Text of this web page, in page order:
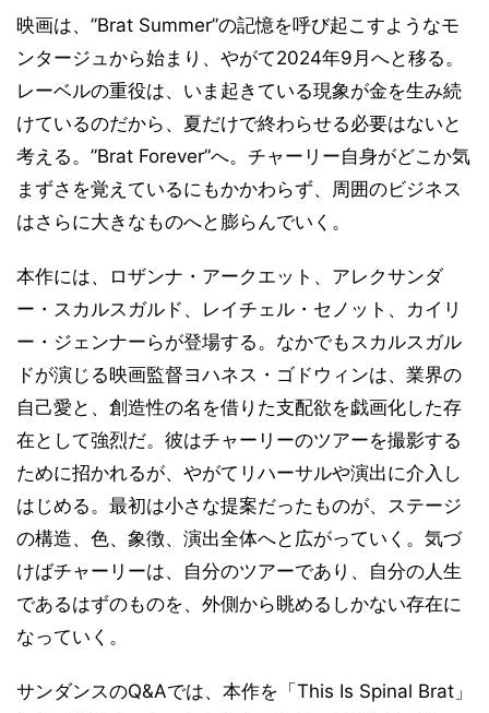
映画は、”Brat Summer”の記憶を呼び起こすようなモ
ンタージュから始まり、やがて2024年9月へと移る。
レーベルの重役は、いま起きている現象が金を生み続
けているのだから、夏だけで終わらせる必要はないと
考える。”Brat Forever”へ。チャーリー自身がどこか気
まずさを覚えているにもかかわらず、周囲のビジネス
はさらに大きなものへと膨らんでいく。
本作には、ロザンナ・アークエット、アレクサンダ
ー・スカルスガルド、レイチェル・セノット、カイリ
ー・ジェンナーらが登場する。なかでもスカルスガル
ドが演じる映画監督ヨハネス・ゴドウィンは、業界の
自己愛と、創造性の名を借りた支配欲を戯画化した存
在として強烈だ。彼はチャーリーのツアーを撮影する
ために招かれるが、やがてリハーサルや演出に介入し
はじめる。最初は小さな提案だったものが、ステージ
の構造、色、象徴、演出全体へと広がっていく。気づ
けばチャーリーは、自分のツアーであり、自分の人生
であるはずのものを、外側から眺めるしかない存在に
なっていく。
サンダンスのQ&Aでは、本作を「This Is Spinal Brat」